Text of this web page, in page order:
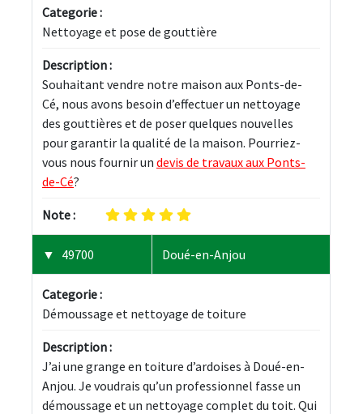
Categorie :
Nettoyage et pose de gouttière
Description :
Souhaitant vendre notre maison aux Ponts-de-
Cé, nous avons besoin d’effectuer un nettoyage
des gouttières et de poser quelques nouvelles
pour garantir la qualité de la maison. Pourriez-
vous nous fournir un devis de travaux aux Ponts-
de-Cé?
Note :
49700 Doué-en-Anjou
Categorie :
Démoussage et nettoyage de toiture
Description :
J’ai une grange en toiture d’ardoises à Doué-en-
Anjou. Je voudrais qu’un professionnel fasse un
démoussage et un nettoyage complet du toit. Qui